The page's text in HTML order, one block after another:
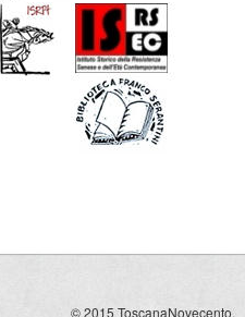
© 2015 ToscanaNovecento.